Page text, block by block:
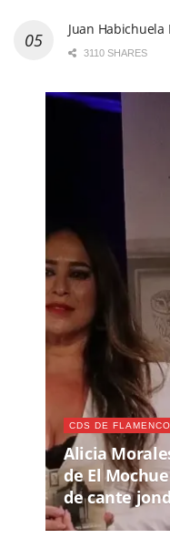
Juan Habichuela
3110 SHARES
CDS DE FLAMENCO
Alicia
de El
de cante